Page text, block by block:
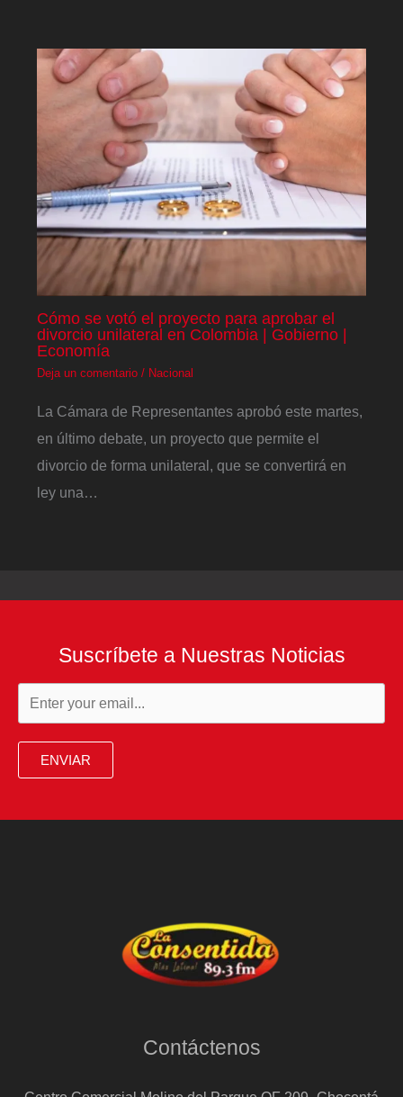
Cómo se votó el proyecto para aprobar el
divorcio unilateral en Colombia | Gobierno |
Economía
Deja un comentario / Nacional
La Cámara de Representantes aprobó este martes,
en último debate, un proyecto que permite el
divorcio de forma unilateral, que se convertirá en
ley una…
Suscríbete a Nuestras Noticias
ENVIAR
Contáctenos